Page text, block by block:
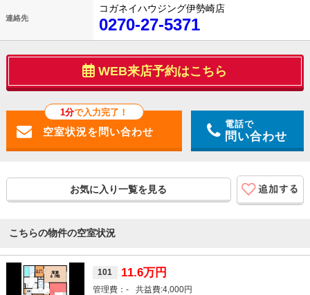
連絡先
コガネイハウジング伊勢崎店
0270-27-5371
WEB来店予約はこちら
1分で入力完了！
電話で
問い合わせ
お気に入り一覧を見る
こちらの物件の空室状況
101 11.6万円
- 4,000円